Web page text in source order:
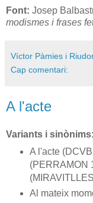
Font: Josep
modismes i frases
Víctor Pàmies i
Cap comentari:
A l'acte
Variants i sinònims:
A l'acte
(PERRAMON
Al mateix